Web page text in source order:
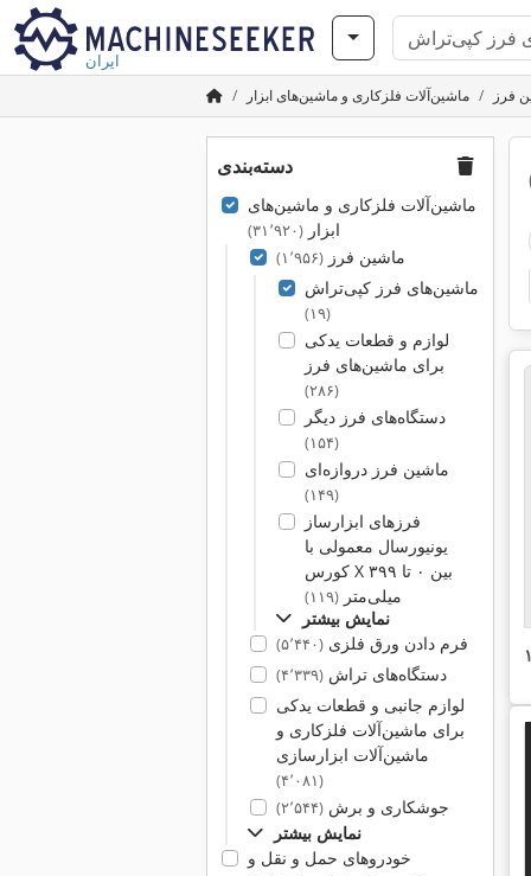
ایران
ماشین‌آلات فلزکاری و ماشین‌های ابزار فرز
دسته‌بندی
ماشین‌آلات فلزکاری و ماشین‌های
ابزار(۳۱٬۹۲۰)
ماشین فرز(۱٬۹۵۶)
ماشین‌های فرز کپی‌تراش
(۱۹)
لوازم و قطعات یدکی
برای ماشین‌های فرز
(۲۸۶)
دستگاه‌های فرز دیگر
(۱۵۴)
ماشین‌ فرز دروازه‌ای
(۱۴۹)
فرزهای ابزارساز
یونیورسال معمولی با
کورس X بین ۰ تا ۳۹۹
میلی‌متر(۱۱۹)
نمایش بیشتر
فرم دادن ورق فلزی(۵٬۴۴۰)
دستگاه‌های تراش(۴٬۳۳۹)
لوازم جانبی و قطعات یدکی
برای ماشین‌آلات فلزکاری و
ماشین‌آلات ابزارسازی
(۴٬۰۸۱)
جوشکاری و برش(۲٬۵۴۴)
نمایش بیشتر
خودروهای حمل و نقل و